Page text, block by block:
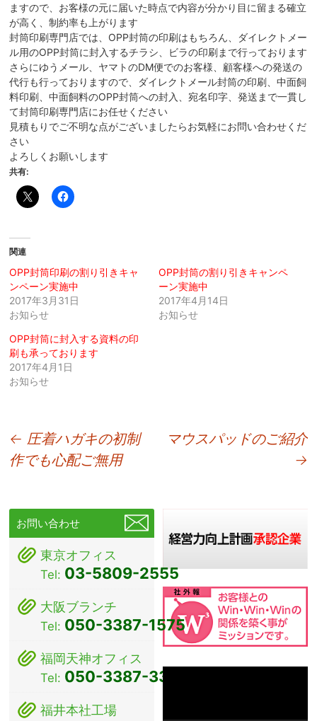
ますので、お客様の元に届いた時点で内容が分かり目に留まる確立
が高く、制約率も上がります
封筒印刷専門店では、OPP封筒の印刷はもちろん、ダイレクトメー
ル用のOPP封筒に封入するチラシ、ビラの印刷まで行っております
さらにゆうメール、ヤマトのDM便でのお客様、顧客様への発送の
代行も行っておりますので、ダイレクトメール封筒の印刷、中面飼
料印刷、中面飼料のOPP封筒への封入、宛名印字、発送まで一貫し
て封筒印刷専門店にお任せください
見積もりでご不明な点がございましたらお気軽にお問い合わせくだ
さい
よろしくお願いします
共有:
関連
OPP封筒印刷の割り引きキャ
ンペーン実施中
2017年3月31日
お知らせ
OPP封筒の割り引きキャンペ
ーン実施中
2017年4月14日
お知らせ
OPP封筒に封入する資料の印
刷も承っております
2017年4月1日
お知らせ
投
稿
ビ
ゲ
ー
シ
ョ
ン
← 圧着ハガキの初制
作でも心配ご無用
マウスパッドのご紹介
→
お問い合わせ
東京オフィス
Tel: 03-5809-2555
大阪ブランチ
Tel: 050-3387-1575
福岡天神オフィス
Tel: 050-3387-3381
福井本社工場
動
レ